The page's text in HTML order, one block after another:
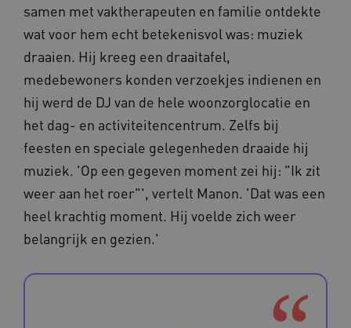
samen met vaktherapeuten en familie ontdekte
wat voor hem echt betekenisvol was: muziek
draaien. Hij kreeg een draaitafel,
medebewoners konden verzoekjes indienen en
hij werd de DJ van de hele woonzorglocatie en
het dag- en activiteitencentrum. Zelfs bij
feesten en speciale gelegenheden draaide hij
muziek. 'Op een gegeven moment zei hij: "Ik zit
weer aan het roer"', vertelt Manon. 'Dat was een
heel krachtig moment. Hij voelde zich weer
belangrijk en gezien.'
1 jaar 1
AWSALB
Amazon.com Inc.
m906.waardigheidentrots.nl
.youtube.com